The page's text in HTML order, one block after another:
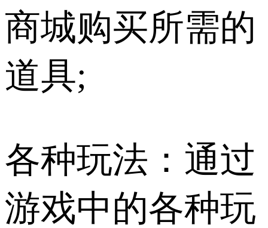
商城购买所需的
道具;
各种玩法：通过
游戏中的各种玩